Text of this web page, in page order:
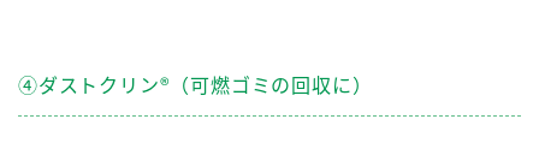
④ダストクリン®（可燃ゴミの回収に）